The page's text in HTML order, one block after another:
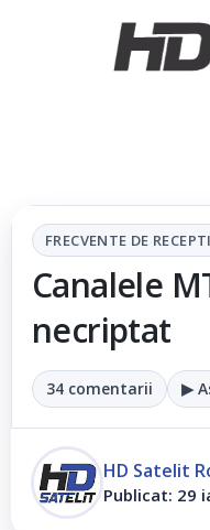
FRECVENTE DE
Canalele
necriptat
34 comentarii ▶
HD Satelit
Publicat: 29